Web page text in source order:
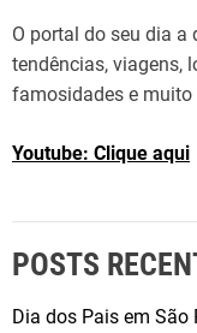
O portal do seu dia a
tendências, viagens,
famosidades e muito
Youtube: Clique aqui
POSTS
Dia dos Pais em São